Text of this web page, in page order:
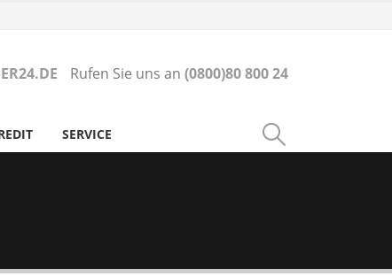
Rufen Sie uns an (0800)80 800 24
SERVICE